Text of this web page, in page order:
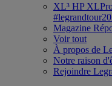
XL³ HP
Magazine
Voir tout
À propos de
Notre raison
Rejoindre